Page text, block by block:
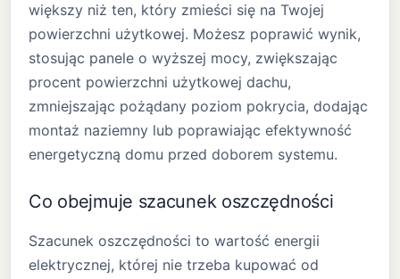
większy niż ten, który zmieści się na Twojej
powierzchni użytkowej. Możesz poprawić wynik,
stosując panele o wyższej mocy, zwiększając
procent powierzchni użytkowej dachu,
zmniejszając pożądany poziom pokrycia, dodając
montaż naziemny lub poprawiając efektywność
energetyczną domu przed doborem systemu.
Co obejmuje szacunek oszczędności
Szacunek oszczędności to wartość energii
elektrycznej, której nie trzeba kupować od